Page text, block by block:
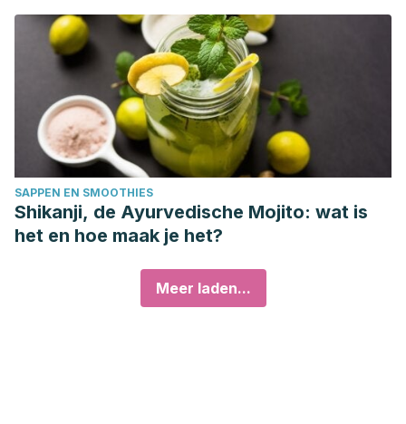
SAPPEN EN SMOOTHIES
Shikanji, de Ayurvedische Mojito: wat is
het en hoe maak je het?
Meer laden...